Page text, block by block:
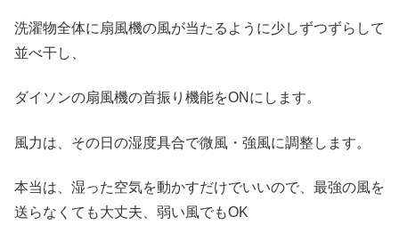
洗濯物全体に扇風機の風が当たるように少しずつずらして
並べ干し、
ダイソンの扇風機の首振り機能をONにします。
風力は、その日の湿度具合で微風・強風に調整します。
本当は、湿った空気を動かすだけでいいので、最強の風を
送らなくても大丈夫、弱い風でもOK